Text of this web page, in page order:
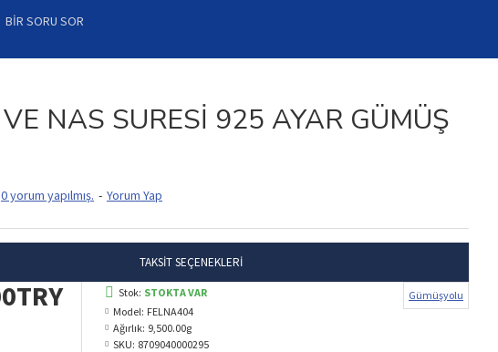
BIR SORU SOR
NAS SURESI 925 AYAR GÜMÜŞ
0 yorum yapılmış. - Yorum Yap
TAKSIT SEÇENEKLERI
Stok: STOKTA VAR
Model: FELNA404
Ağırlık: 9,500.00g
SKU: 8709040000295
Gümüşyolu